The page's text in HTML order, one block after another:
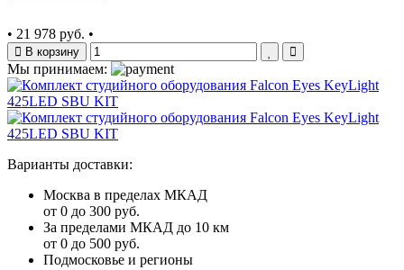
• 21 978 руб. •
В корзину
Мы принимаем:
Варианты доставки:
Москва в пределах МКАД
от 0 до 300 руб.
За пределами МКАД до 10 км
от 0 до 500 руб.
Подмосковье и регионы